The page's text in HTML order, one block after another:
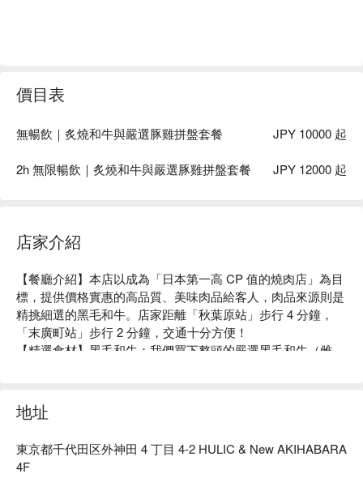
價目表
無暢飲｜炙燒和牛與嚴選豚雞拼盤套餐 JPY 10000 起
2h 無限暢飲｜炙燒和牛與嚴選豚雞拼盤套餐 JPY 12000 起
店家介紹
【餐廳介紹】本店以成為「日本第一高 CP 值的燒肉店」為目
標，提供價格實惠的高品質、美味肉品給客人，肉品來源則是
精挑細選的黑毛和牛。店家距離「秋葉原站」步行 4 分鐘，
「末廣町站」步行 2 分鐘，交通十分方便！
【精選食材】黑毛和牛：我們買下整頭的嚴選黑毛和牛（雌
時尚的環境中，享受頂級的和牛燒肉。
地址
東京都千代田区外神田 4 丁目 4-2 HULIC & New AKIHABARA
4F